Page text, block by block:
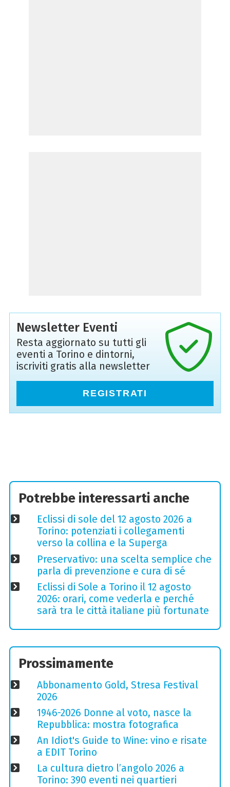
Newsletter Eventi
Resta aggiornato su tutti gli
eventi a Torino e dintorni,
iscriviti gratis alla newsletter
REGISTRATI
Potrebbe interessarti anche
Eclissi di sole del 12 agosto 2026 a
Torino: potenziati i collegamenti
verso la collina e la Superga
Preservativo: una scelta semplice che
parla di prevenzione e cura di sé
Eclissi di Sole a Torino il 12 agosto
2026: orari, come vederla e perché
sarà tra le città italiane più fortunate
Prossimamente
Abbonamento Gold, Stresa Festival
2026
1946-2026 Donne al voto, nasce la
Repubblica: mostra fotografica
An Idiot's Guide to Wine: vino e risate
a EDIT Torino
La cultura dietro l’angolo 2026 a
Torino: 390 eventi nei quartieri